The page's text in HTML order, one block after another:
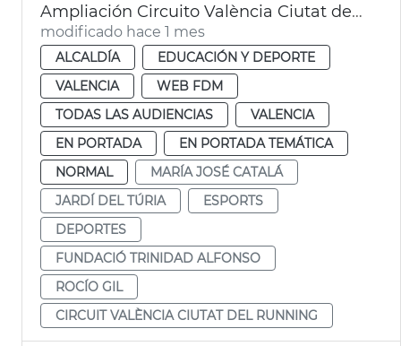
Ampliación Circuito València Ciutat del Running
modificado hace 1 mes
ALCALDÍA
EDUCACIÓN Y DEPORTE
VALENCIA
WEB FDM
TODAS LAS AUDIENCIAS
VALENCIA
EN PORTADA
EN PORTADA TEMÁTICA
NORMAL
MARÍA JOSÉ CATALÁ
JARDÍ DEL TÚRIA
ESPORTS
DEPORTES
FUNDACIÓ TRINIDAD ALFONSO
ROCÍO GIL
CIRCUIT VALÈNCIA CIUTAT DEL RUNNING